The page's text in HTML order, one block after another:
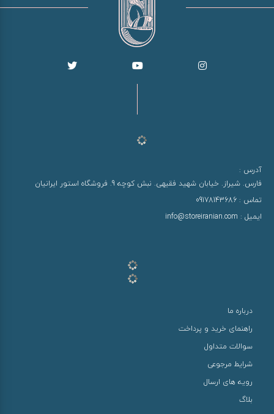
آدرس :
فارس. شیراز. خیابان شهید فقیهی. نبش کوچه 9. فروشگاه استور ایرانیان
تماس : 09178143686
ایمیل : info@storeiranian.com
درباره ما
راهنمای خرید و پرداخت
سوالات متداول
شرایط مرجوعی
رویه های ارسال
بلاگ